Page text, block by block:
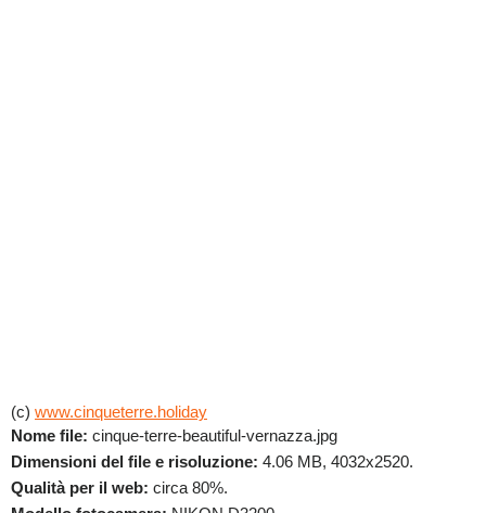
(c) www.cinqueterre.holiday
Nome file: cinque-terre-beautiful-vernazza.jpg
Dimensioni del file e risoluzione: 4.06 MB, 4032x2520.
Qualità per il web: circa 80%.